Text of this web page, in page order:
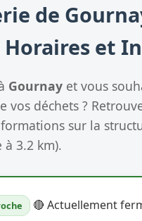
de
Horaires et
Gournay et vous
vos déchets ?
sur la
à 3.2 km).
🔴 Actuellement